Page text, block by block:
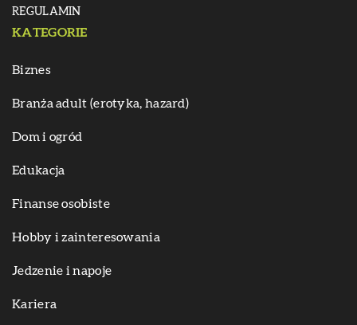
REGULAMIN
KATEGORIE
Biznes
Branża adult (erotyka, hazard)
Dom i ogród
Edukacja
Finanse osobiste
Hobby i zainteresowania
Jedzenie i napoje
Kariera